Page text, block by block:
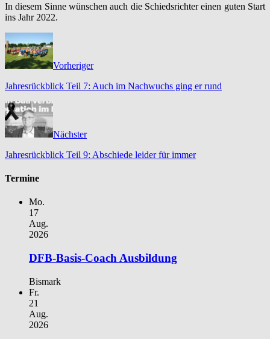
In diesem Sinne wünschen auch die Schiedsrichter einen guten Start
ins Jahr 2022.
Vorheriger
Jahresrückblick Teil 7: Auch im Nachwuchs ging er rund
Nächster
Jahresrückblick Teil 9: Abschiede leider für immer
Termine
Mo.
17
Aug.
2026
DFB-Basis-Coach Ausbildung
Bismark
Fr.
21
Aug.
2026